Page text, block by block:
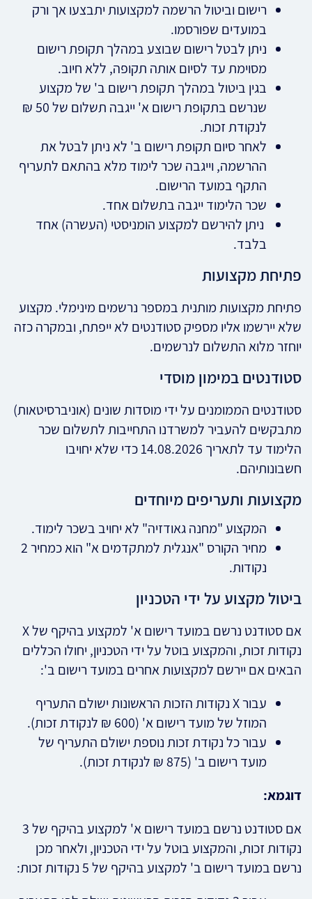
רישום וביטול הרשמה למקצועות יתבצעו אך ורק
במועדים שפורסמו.
ניתן לבטל רישום שבוצע במהלך תקופת רישום
מסוימת עד לסיום אותה תקופה, ללא חיוב.
בגין ביטול במהלך תקופת רישום ב' של מקצוע
שנרשם בתקופת רישום א' ייגבה תשלום של 50 ₪
לנקודת זכות.
לאחר סיום תקופת רישום ב' לא ניתן לבטל את
ההרשמה, וייגבה שכר לימוד מלא בהתאם לתעריף
התקף במועד הרישום.
שכר הלימוד ייגבה בתשלום אחד.
ניתן להירשם למקצוע הומניסטי (העשרה) אחד
בלבד.
פתיחת מקצועות
פתיחת מקצועות מותנית במספר נרשמים מינימלי. מקצוע
שלא יירשמו אליו מספיק סטודנטים לא ייפתח, ובמקרה כזה
יוחזר מלוא התשלום לנרשמים.
סטודנטים במימון מוסדי
סטודנטים הממומנים על ידי מוסדות שונים (אוניברסיטאות)
מתבקשים להעביר למשרדנו התחייבות לתשלום שכר
הלימוד עד לתאריך 14.08.2026 כדי שלא יחויבו
חשבונותיהם.
מקצועות ותעריפים מיוחדים
המקצוע "מחנה גאודזיה" לא יחויב בשכר לימוד.
מחיר הקורס "אנגלית למתקדמים א" הוא כמחיר 2
נקודות.
ביטול מקצוע על ידי הטכניון
אם סטודנט נרשם במועד רישום א' למקצוע בהיקף של X
נקודות זכות, והמקצוע בוטל על ידי הטכניון, יחולו הכללים
הבאים אם יירשם למקצועות אחרים במועד רישום ב':
עבור X נקודות הזכות הראשונות ישולם התעריף
המוזל של מועד רישום א' (600 ₪ לנקודת זכות).
עבור כל נקודת זכות נוספת ישולם התעריף של
מועד רישום ב' (875 ₪ לנקודת זכות).
דוגמא:
אם סטודנט נרשם במועד רישום א' למקצוע בהיקף של 3
נקודות זכות, והמקצוע בוטל על ידי הטכניון, ולאחר מכן
נרשם במועד רישום ב' למקצוע בהיקף של 5 נקודות זכות: